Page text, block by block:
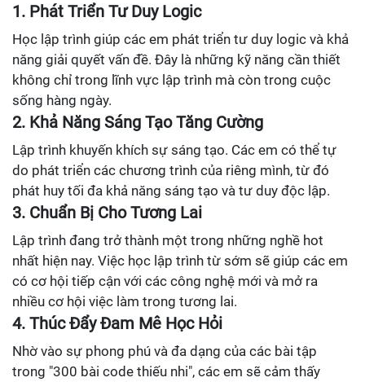
1. Phát Triển Tư Duy Logic
Học lập trình giúp các em phát triển tư duy logic và khả
năng giải quyết vấn đề. Đây là những kỹ năng cần thiết
không chỉ trong lĩnh vực lập trình mà còn trong cuộc
sống hàng ngày.
2. Khả Năng Sáng Tạo Tăng Cường
Lập trình khuyến khích sự sáng tạo. Các em có thể tự
do phát triển các chương trình của riêng mình, từ đó
phát huy tối đa khả năng sáng tạo và tư duy độc lập.
3. Chuẩn Bị Cho Tương Lai
Lập trình đang trở thành một trong những nghề hot
nhất hiện nay. Việc học lập trình từ sớm sẽ giúp các em
có cơ hội tiếp cận với các công nghệ mới và mở ra
nhiều cơ hội việc làm trong tương lai.
4. Thúc Đẩy Đam Mê Học Hỏi
Nhờ vào sự phong phú và đa dạng của các bài tập
trong "300 bài code thiếu nhi", các em sẽ cảm thấy